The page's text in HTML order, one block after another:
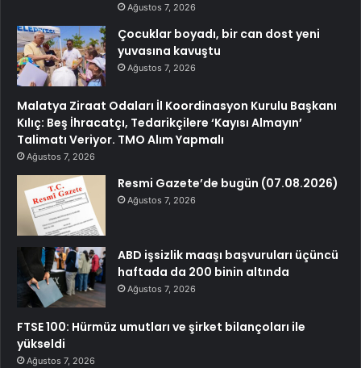
Ağustos 7, 2026
Çocuklar boyadı, bir can dost yeni
yuvasına kavuştu
Ağustos 7, 2026
Malatya Ziraat Odaları İl Koordinasyon Kurulu Başkanı
Kılıç: Beş İhracatçı, Tedarikçilere ‘Kayısı Almayın’
Talimatı Veriyor. TMO Alım Yapmalı
Ağustos 7, 2026
Resmi Gazete’de bugün (07.08.2026)
Ağustos 7, 2026
ABD işsizlik maaşı başvuruları üçüncü
haftada da 200 binin altında
Ağustos 7, 2026
FTSE 100: Hürmüz umutları ve şirket bilançoları ile
yükseldi
Ağustos 7, 2026